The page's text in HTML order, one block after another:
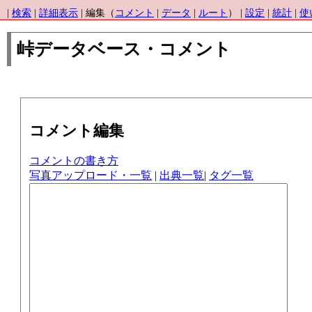
検索 詳細表示 | 編集（ コメント データ ルート ） | 設定 統計 使
峠データベース・コメント
コメント編集
コメントの書き方
写真アップロード・一覧 | 出典一覧| タグ一覧